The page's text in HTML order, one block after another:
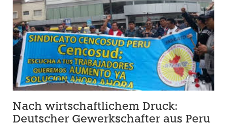
Nach wirtschaftlichem Druck:
Deutscher Gewerkschafter aus Peru